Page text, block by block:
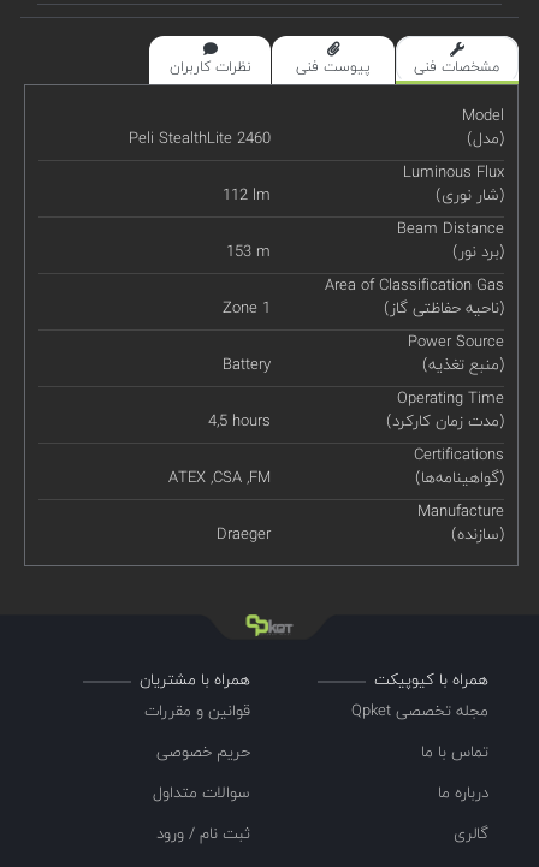
مشخصات فنی پیوست فنی نظرات کاربران
Model
(مدل)
Peli StealthLite 2460
Luminous Flux
(شار نوری)
112 lm
Beam Distance
(برد نور)
153 m
Area of Classification Gas
(ناحیه حفاظتی گاز)
Zone 1
Power Source
(منبع تغذیه)
Battery
Operating Time
(مدت زمان کارکرد)
4,5 hours
Certifications
(گواهینامه‌ها)
ATEX ,CSA ,FM
Manufacture
(سازنده)
Draeger
همراه با کیوپیکت
مجله تخصصی Qpket
تماس با ما
درباره ما
گالری
همراه با مشتریان
قوانین و مقررات
حریم خصوصی
سوالات متداول
ثبت نام / ورود